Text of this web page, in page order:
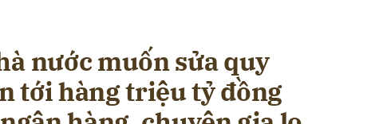
nước muốn sửa quy
tới hàng triệu tỷ đồng